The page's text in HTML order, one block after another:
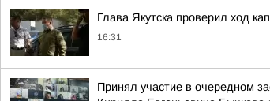
Глава Якутска проверил ход
16:31
Принял участие в очередном